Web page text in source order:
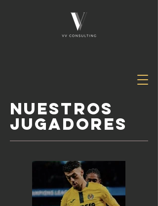
NUESTROS
jugadores